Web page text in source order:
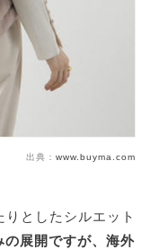
出典： www.buyma.com
としたシルエット
の展開ですが、海外